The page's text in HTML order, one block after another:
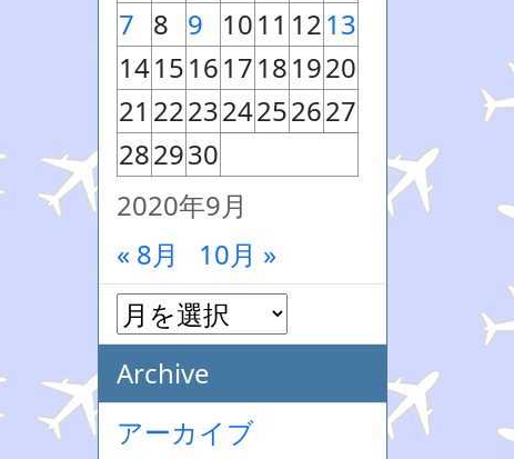
2020年9月
7 8 9 1011 1213
14151617181920
21 222324252627
282930
« 8月 10月 »
Archive
アーカイブ